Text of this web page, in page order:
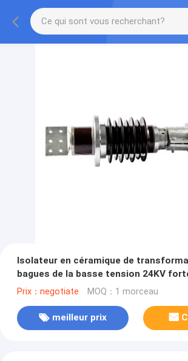
Isolateur en céramique de
bagues de la basse tension 24KV
Prix：negotiate MOQ：1 morceau
meilleur prix